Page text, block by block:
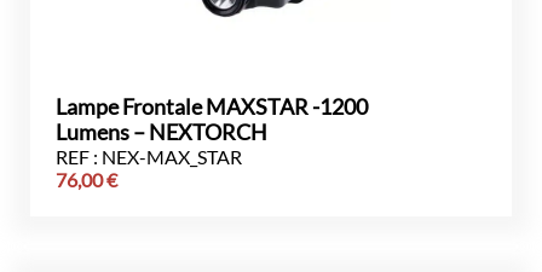
Lampe Frontale MAXSTAR -1200
Lumens – NEXTORCH
REF : NEX-MAX_STAR
76,00€